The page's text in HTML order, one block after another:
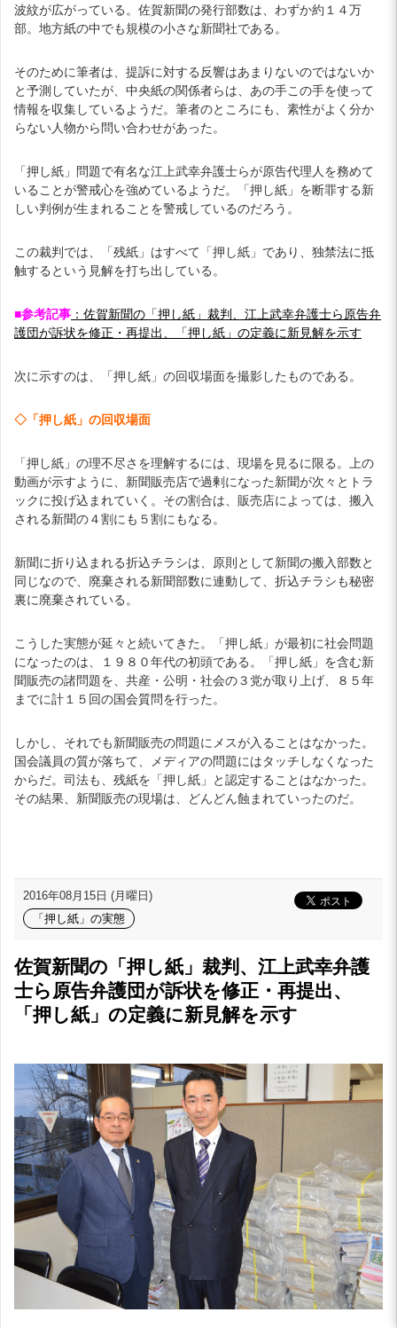
波紋が広がっている。佐賀新聞の発行部数は、わずか約１４万
部。地方紙の中でも規模の小さな新聞社である。
そのために筆者は、提訴に対する反響はあまりないのではないか
と予測していたが、中央紙の関係者らは、あの手この手を使って
情報を収集しているようだ。筆者のところにも、素性がよく分か
らない人物から問い合わせがあった。
「押し紙」問題で有名な江上武幸弁護士らが原告代理人を務めて
いることが警戒心を強めているようだ。「押し紙」を断罪する新
しい判例が生まれることを警戒しているのだろう。
この裁判では、「残紙」はすべて「押し紙」であり、独禁法に抵
触するという見解を打ち出している。
■参考記事 ：佐賀新聞の「押し紙」裁判、江上武幸弁護士ら原告弁
護団が訴状を修正・再提出、「押し紙」の定義に新見解を示す
次に示すのは、「押し紙」の回収場面を撮影したものである。
◇「押し紙」の回収場面
「押し紙」の理不尽さを理解するには、現場を見るに限る。上の
動画が示すように、新聞販売店で過剰になった新聞が次々とトラ
ックに投げ込まれていく。その割合は、販売店によっては、搬入
される新聞の４割にも５割にもなる。
新聞に折り込まれる折込チラシは、原則として新聞の搬入部数と
同じなので、廃棄される新聞部数に連動して、折込チラシも秘密
裏に廃棄されている。
こうした実態が延々と続いてきた。「押し紙」が最初に社会問題
になったのは、１９８０年代の初頭である。「押し紙」を含む新
聞販売の諸問題を、共産・公明・社会の３党が取り上げ、８５年
までに計１５回の国会質問を行った。
しかし、それでも新聞販売の問題にメスが入ることはなかった。
国会議員の質が落ちて、メディアの問題にはタッチしなくなった
からだ。司法も、残紙を「押し紙」と認定することはなかった。
その結果、新聞販売の現場は、どんどん蝕まれていったのだ。
2016年08月15日 (月曜日)
「押し紙」の実態
佐賀新聞の「押し紙」裁判、江上武幸弁護
士ら原告弁護団が訴状を修正・再提出、
「押し紙」の定義に新見解を示す